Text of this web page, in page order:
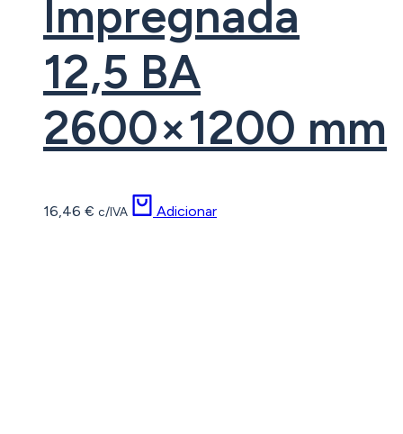
Impregnada
12,5 BA
2600×1200 mm
16,46 € c/IVA Adicionar